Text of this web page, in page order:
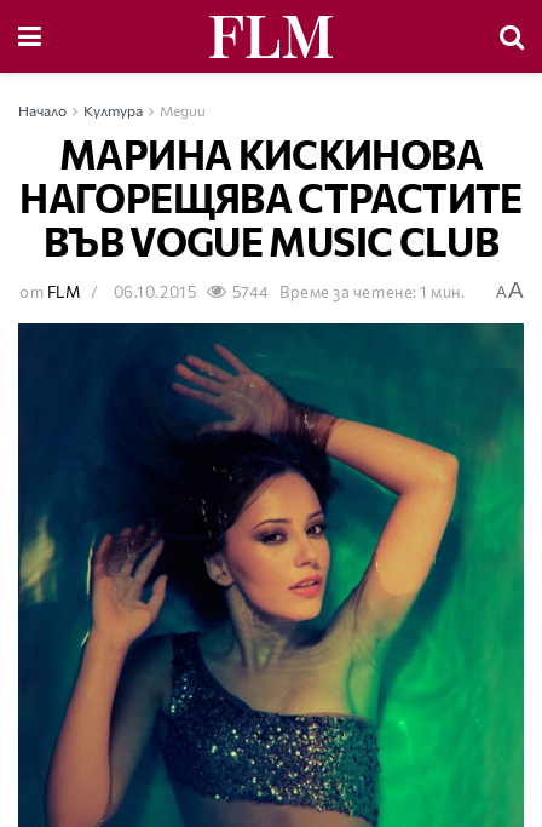
Начало Култура Медии
МАРИНА КИСКИНОВА
НАГОРЕЩЯВА СТРАСТИТЕ
ВЪВ VOGUE MUSIC CLUB
от FLM 06.10.2015 5744 Време за четене: 1 мин. AA